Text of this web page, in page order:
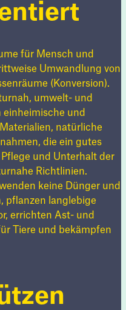
für Mensch und
Umwandlung von
(Konversion).
umwelt- und
einheimische und
natürliche
die ein gutes
und Unterhalt der
Richtlinien.
keine Dünger und
pflanzen langlebige
errichten Ast- und
Tiere und bekämpfen